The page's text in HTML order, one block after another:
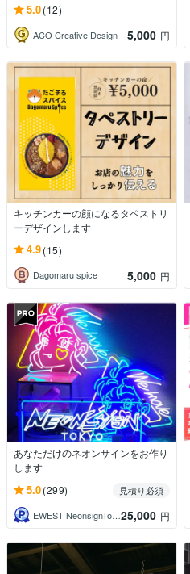
5.0(12)
ACO Creative Design 5,000 円
キッチンカーの顔になるタペストリ
ーデザインします
4.9(15)
Dagomaru spice 5,000 円
あなただけのネオンサインをお作り
します
5.0(299)
見積り必須
EWEST NeonsignTokyo 25,000 円